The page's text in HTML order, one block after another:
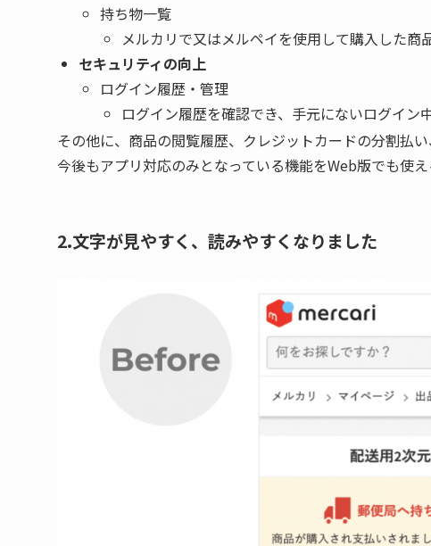
持ち物一覧
メルカリで又はメルペイを使用して購入した商
セキュリティの向上
ログイン履歴・管理
ログイン履歴を確認でき、手元にないログイン
その他に、 商品の閲覧履歴、クレジットカードの分割払
今後もアプリ対応のみとなっている機能をWeb版でも使
2.文字が見やすく、読みやすくなりました